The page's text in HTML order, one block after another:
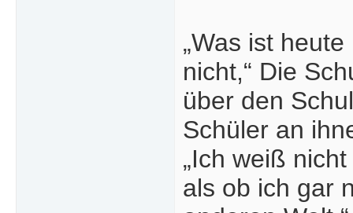
„Was ist
nicht,“ Die
über den
Schüler an
„Ich weiß
als ob ich gar